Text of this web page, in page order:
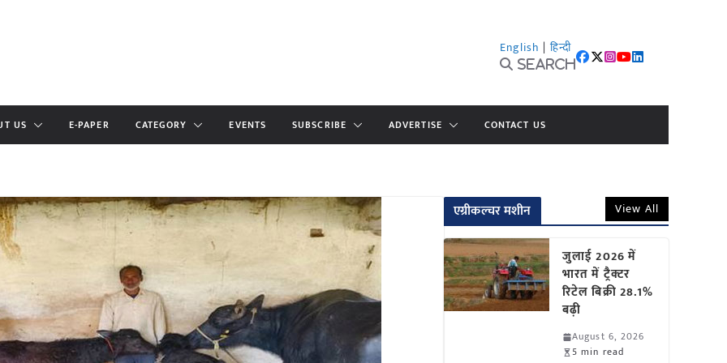
English | हिन्दी
Search
US E-PAPER CATEGORY EVENTS SUBSCRIBE ADVERTISE CONTACT US
एग्रीकल्चर मशीन View All
जुलाई 2026 में
भारत में ट्रैक्टर
रिटेल बिक्री 28.1%
बढ़ी
August 6, 2026
5 min read